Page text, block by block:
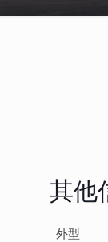
其他
外型